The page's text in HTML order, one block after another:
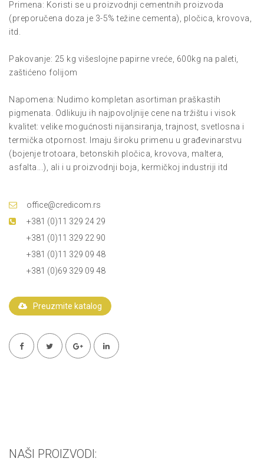
Primena: Koristi se u proizvodnji cementnih proizvoda
(preporučena doza je 3-5% težine cementa), pločica, krovova,
itd.
Pakovanje: 25 kg višeslojne papirne vreće, 600kg na paleti,
zaštićeno folijom
Napomena: Nudimo kompletan asortiman praškastih
pigmenata. Odlikuju ih najpovoljnije cene na tržištu i visok
kvalitet: velike mogućnosti nijansiranja, trajnost, svetlosna i
termička otpornost. Imaju široku primenu u građevinarstvu
(bojenje trotoara, betonskih pločica, krovova, maltera,
asfalta...), ali i u proizvodnji boja, kermičkoj industriji itd
office@credicom.rs
+381 (0)11 329 24 29
+381 (0)11 329 22 90
+381 (0)11 329 09 48
+381 (0)69 329 09 48
Preuzmite katalog
NAŠI PROIZVODI: